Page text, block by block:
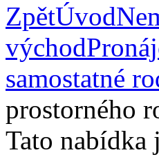
ZpětÚvod
východ
samostatné
prostorného
Tato nabídka